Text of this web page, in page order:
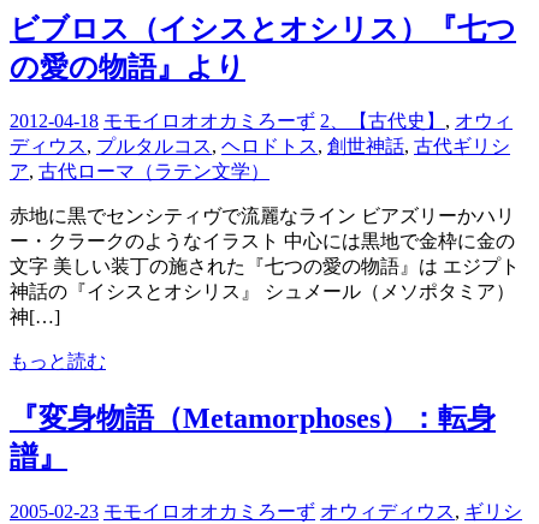
ビブロス（イシスとオシリス）『七つ
の愛の物語』より
2012-04-18 モモイロオオカミろーず 2、【古代史】 , オウィ
ディウス, プルタルコス, ヘロドトス, 創世神話, 古代ギリシ
ア, 古代ローマ（ラテン文学）
赤地に黒でセンシティヴで流麗なライン ビアズリーかハリ
ー・クラークのようなイラスト 中心には黒地で金枠に金の
文字 美しい装丁の施された『七つの愛の物語』は エジプト
神話の『イシスとオシリス』 シュメール（メソポタミア）
神[…]
もっと読む
『変身物語（Metamorphoses）：転身
譜』
2005-02-23 モモイロオオカミろーず オウィディウス, ギリシ